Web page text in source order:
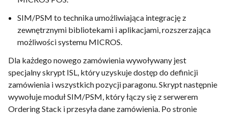
SIM/PSM to technika umożliwiająca integrację z
zewnętrznymi bibliotekami i aplikacjami, rozszerzająca
możliwości systemu MICROS.
Dla każdego nowego zamówienia wywoływany jest
specjalny skrypt ISL, który uzyskuje dostęp do definicji
zamówienia i wszystkich pozycji paragonu. Skrypt następnie
wywołuje moduł SIM/PSM, który łączy się z serwerem
Ordering Stack i przesyła dane zamówienia. Po stronie